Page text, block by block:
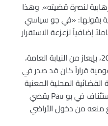
لنصرة قضيته». وهذا
بقولها: «في جو سياسي
إضافياً لزعزعة الاستقرار
لكن في 16 كانون الثاني سنة 2004، بإيعاز من النيابة العامة،
قراراً كان قد صدر في
عن السلطة القضائية المحلية المعنية
بالإفراج المشروط في محكمة الاستئناف في بو Pau يقضي
منعه من دخول الأراضي